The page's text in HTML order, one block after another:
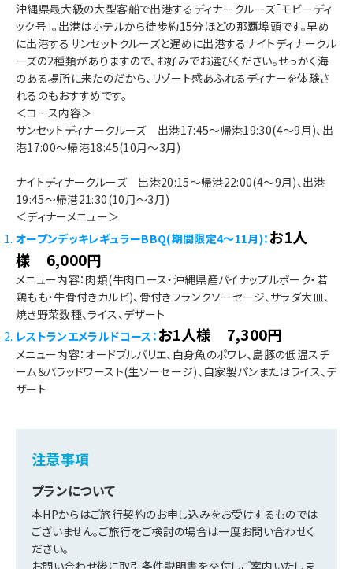
沖縄県最大級の大型客船で出港するディナークルーズ「モビーディ
ック号」。出港はホテルから徒歩約15分ほどの那覇埠頭です。早め
に出港するサンセットクルーズと遅めに出港するナイトディナークル
ーズの2種類がありますので、お好みでお選びください。せっかく海
のある場所に来たのだから、リゾート感あふれるディナーを体験さ
れるのもおすすめです。
＜コース内容＞
サンセットディナークルーズ 出港17:45～帰港19:30(4～9月)、出
港17:00～帰港18:45(10月～3月)
ナイトディナークルーズ 出港20:15～帰港22:00(4～9月)、出港
19:45～帰港21:30(10月～3月)
＜ディナーメニュー＞
オープンデッキレギュラーBBQ(期間限定4～11月)：お1人
様 6,000円
メニュー内容：肉類(牛肉ロース・沖縄県産パイナップルポーク・若
鶏もも・牛骨付きカルビ)、骨付きフランクソーセージ、サラダ大皿、
焼き野菜数種、ライス、デザート
レストランエメラルドコース：お1人様 7,300円
メニュー内容：オードブルバリエ、白身魚のポワレ、島豚の低温スチ
ーム＆バラッドワースト(生ソーセージ)、自家製パンまたはライス、デ
ザート
注意事項
プランについて
本HPからはご旅行契約のお申し込みをお受けするものでは
ございません。ご旅行をご検討の場合は一度お問い合わせく
ださい。